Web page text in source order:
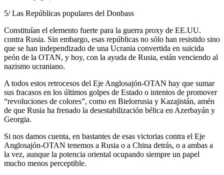
5/ Las Repúblicas populares del Donbass
Constituían el elemento fuerte para la guerra proxy de EE.UU.
contra Rusia. Sin embargo, esas repúblicas no sólo han resistido sino
que se han independizado de una Ucrania convertida en suicida
peón de la OTAN, y hoy, con la ayuda de Rusia, están venciendo al
nazismo ucraniano.
A todos estos retrocesos del Eje Anglosajón-OTAN hay que sumar
sus fracasos en los últimos golpes de Estado o intentos de promover
“revoluciones de colores”, como en Bielorrusia y Kazajistán, amén
de que Rusia ha frenado la desestabilización bélica en Azerbayán y
Georgia.
Si nos damos cuenta, en bastantes de esas victorias contra el Eje
Anglosajón-OTAN tenemos a Rusia o a China detrás, o a ambas a
la vez, aunque la potencia oriental ocupando siempre un papel
mucho menos perceptible.